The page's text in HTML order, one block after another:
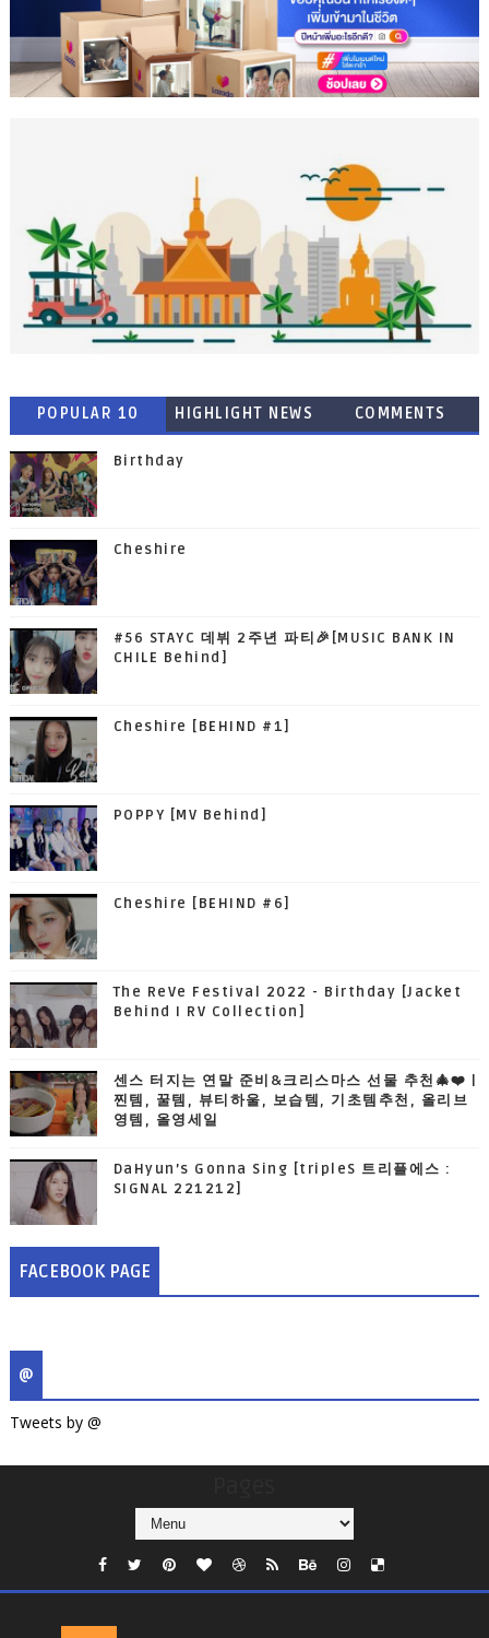
POPULAR 10 HIGHLIGHT NEWS COMMENTS
Birthday
Cheshire
#56 STAYC 데뷔 2주년 파티🎉[MUSIC BANK IN
CHILE Behind]
Cheshire [BEHIND #1]
POPPY [MV Behind]
Cheshire [BEHIND #6]
The ReVe Festival 2022 - Birthday [Jacket
Behind I RV Collection]
센스 터지는 연말 준비&크리스마스 선물 추천🎄❤️ |
찐템, 꿀템, 뷰티하울, 보습템, 기초템추천, 올리브
영템, 올영세일
DaHyun’s Gonna Sing [tripleS 트리플에스 :
SIGNAL 221212]
FACEBOOK PAGE
@
Tweets by @